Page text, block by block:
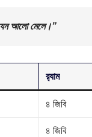
আলো মেলে।”
র‌্যাম
৪ জিবি
৪ জিবি